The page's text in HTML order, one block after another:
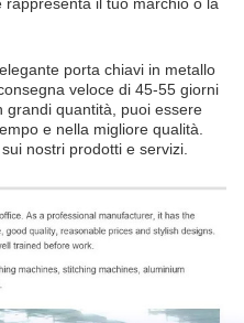
il tuo marchio o la
porta chiavi in metallo
veloce di 45-55 giorni
grandi quantità, puoi essere
e nella migliore qualità.
nostri prodotti e servizi.